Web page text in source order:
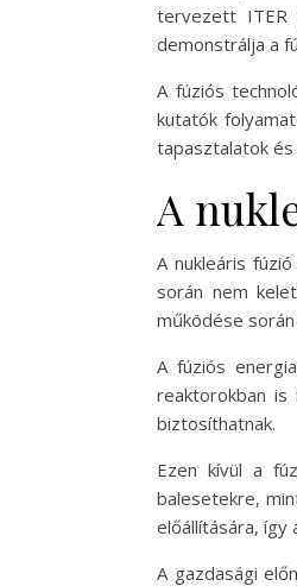
tervezett ITER
demonstrálja a
A fúziós
kutatók
tapasztalatok és
A
A nukleáris
során nem
működése
A fúziós
reaktorokban is
biztosíthatnak.
Ezen kívül a
balesetekre,
előállítására, így
A gazdasági